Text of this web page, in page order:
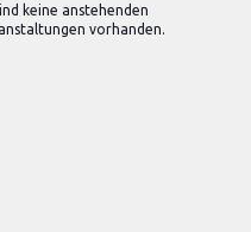
keine anstehenden
vorhanden.